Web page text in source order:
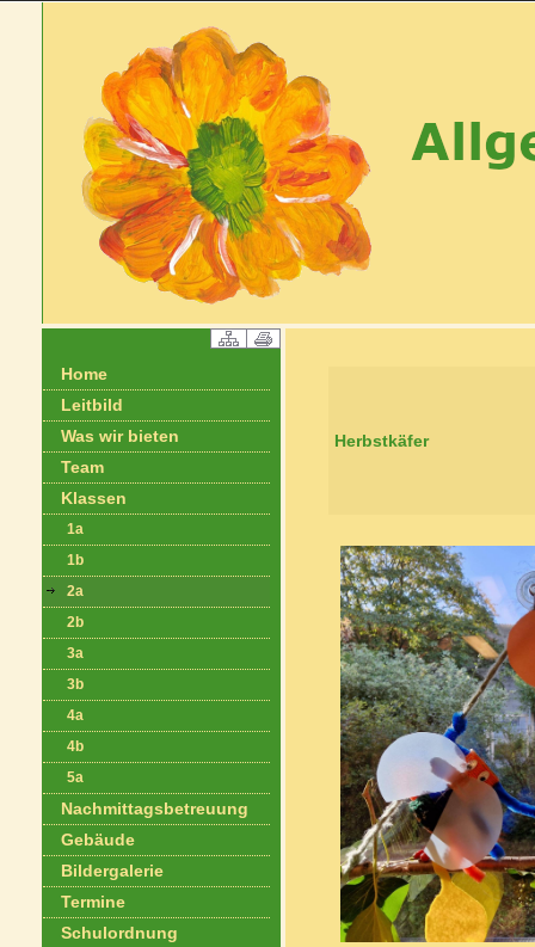
Home
Leitbild
Was wir bieten
Team
Klassen
1a
1b
2a
2b
3a
3b
4a
4b
5a
Nachmittagsbetreuung
Gebäude
Bildergalerie
Termine
Schulordnung
Herbstkäfer